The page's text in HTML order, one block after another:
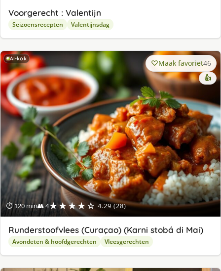
Voorgerecht : Valentijn
Seizoensrecepten Valentijnsdag
AI-kok
⏱ 120 min👥 4★★★★☆ 4.29 (28)
Maak favoriet46
👍
Runderstoofvlees (Curaçao) (Karni stobá di Mai)
Avondeten & hoofdgerechten Vleesgerechten